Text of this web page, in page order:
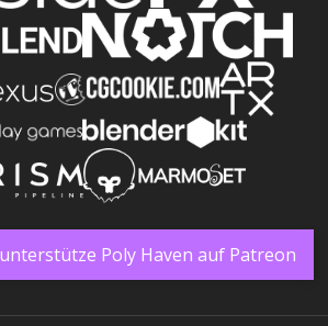
Poly Haven auf Patreon